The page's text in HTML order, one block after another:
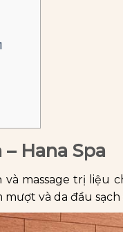
Hana Spa
massage trị liệu
và da đầu sạch